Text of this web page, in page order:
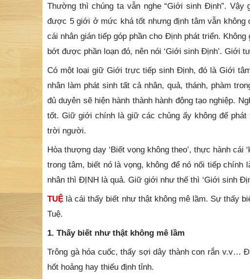
Thường thì chúng ta vẫn nghe “Giới sinh Định”.
được 5 giới ở mức khá tốt nhưng định tâm vẫn không
cái nhân gián tiếp góp phần cho Định phát triển.
bớt được phần loạn đó, nên nói ‘Giới sinh Định’. Giới
Có một loại giữ Giới trực tiếp sinh Định, đó là Giới
nhân làm phát sinh tất cả nhân, quả, thánh, phàm
đủ duyên sẽ hiện hành thành hành động tạo nghiệp.
tốt. Giữ giới chính là giữ các chủng ấy không để
trời người.
Hòa thượng dạy ‘Biết vọng không theo’, thực hành
trong tâm, biết nó là vọng, không để nó nối tiếp
nhân thì ĐỊNH là quả. Giữ giới như thế thì ‘Giới sinh
TUỆ là cái thấy biết như thật không mê lầm. Sự thấy
Tuệ.
1. Thấy biết như thật không mê lầm
Trông gà hóa cuốc, thấy sợi dây thành con rắn v.v…
hốt hoảng hay thiếu định tỉnh.